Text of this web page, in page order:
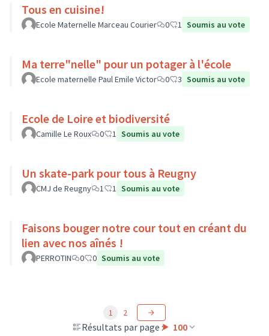
Tous en cuisine!
Ecole Maternelle Marceau Courier 0 1 Soumis au vote
Ma terre"nelle" pour un potager à l'école
Ecole maternelle Paul Emile Victor 0 3 Soumis au vote
Ecole de Loire et biodiversité
Camille Le Roux 0 1 Soumis au vote
Un skate-park pour tous à Reugny
CMJ de Reugny 1 1 Soumis au vote
Faisons bouger notre cour tout en créant du
lien avec nos aînés !
PERROTIN 0 0 Soumis au vote
Résultats par page : 100
1 2